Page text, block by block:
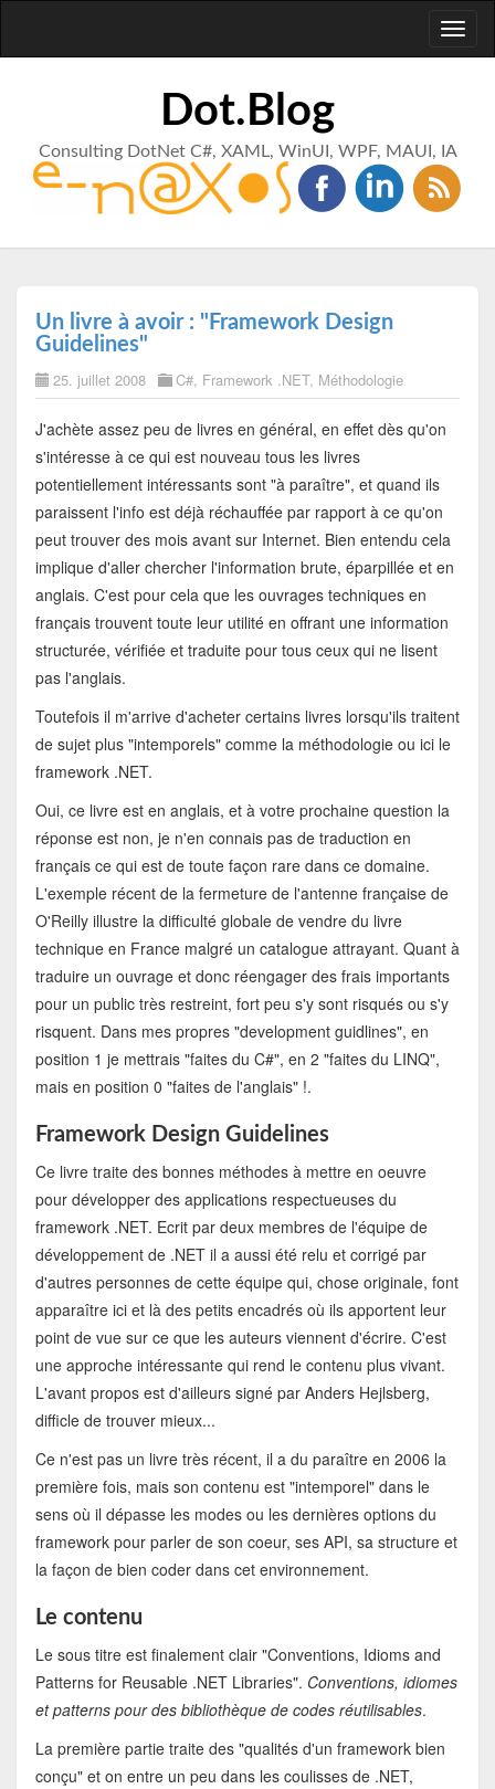
Dot.Blog
Consulting DotNet C#, XAML, WinUI, WPF, MAUI, IA
Un livre à avoir : "Framework Design
Guidelines"
25. juillet 2008 C#, Framework .NET, Méthodologie
J'achète assez peu de livres en général, en effet dès qu'on
s'intéresse à ce qui est nouveau tous les livres
potentiellement intéressants sont "à paraître", et quand ils
paraissent l'info est déjà réchauffée par rapport à ce qu'on
peut trouver des mois avant sur Internet. Bien entendu cela
implique d'aller chercher l'information brute, éparpillée et en
anglais. C'est pour cela que les ouvrages techniques en
français trouvent toute leur utilité en offrant une information
structurée, vérifiée et traduite pour tous ceux qui ne lisent
pas l'anglais.
Toutefois il m'arrive d'acheter certains livres lorsqu'ils traitent
de sujet plus "intemporels" comme la méthodologie ou ici le
framework .NET.
Oui, ce livre est en anglais, et à votre prochaine question la
réponse est non, je n'en connais pas de traduction en
français ce qui est de toute façon rare dans ce domaine.
L'exemple récent de la fermeture de l'antenne française de
O'Reilly illustre la difficulté globale de vendre du livre
technique en France malgré un catalogue attrayant. Quant à
traduire un ouvrage et donc réengager des frais importants
pour un public très restreint, fort peu s'y sont risqués ou s'y
risquent. Dans mes propres "development guidlines", en
position 1 je mettrais "faites du C#", en 2 "faites du LINQ",
mais en position 0 "faites de l'anglais" !.
Framework Design Guidelines
Ce livre traite des bonnes méthodes à mettre en oeuvre
pour développer des applications respectueuses du
framework .NET. Ecrit par deux membres de l'équipe de
développement de .NET il a aussi été relu et corrigé par
d'autres personnes de cette équipe qui, chose originale, font
apparaître ici et là des petits encadrés où ils apportent leur
point de vue sur ce que les auteurs viennent d'écrire. C'est
une approche intéressante qui rend le contenu plus vivant.
L'avant propos est d'ailleurs signé par Anders Hejlsberg,
difficle de trouver mieux...
Ce n'est pas un livre très récent, il a du paraître en 2006 la
première fois, mais son contenu est "intemporel" dans le
sens où il dépasse les modes ou les dernières options du
framework pour parler de son coeur, ses API, sa structure et
la façon de bien coder dans cet environnement.
Le contenu
Le sous titre est finalement clair "Conventions, Idioms and
Patterns for Reusable .NET Libraries". Conventions, idiomes
et patterns pour des bibliothèque de codes réutilisables.
La première partie traite des "qualités d'un framework bien
conçu" et on entre un peu dans les coulisses de .NET,